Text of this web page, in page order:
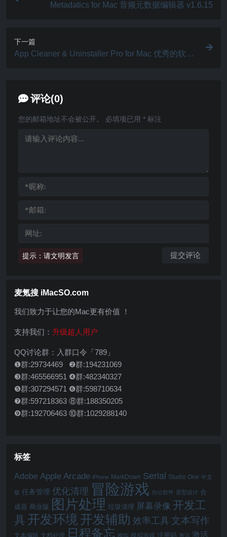
Metadatics for Mac 音频元数据编辑器 v1.6.15
下一篇
App Cleaner & Uninstaller Pro for Mac 优秀的软件
评论(0)
提示：请文明发言
您的邮箱地址不会被公开。 必填项已用 * 标注
麦氪搜 iMacSO.com
我们致力于让您的Mac更有价值 ！
支持我们： 升级超人用户
QQ讨论群：入群口令「789」
❶群:29734469 ❷群:194231069
❸群:465566951 ❹群:482340327
❺群:307294571 ❻群:598710634
❼群:597218363 ⑧群:188350205
❾群:192706463 ⑩群:1029288140
标签
Adobe Apple Arcade iPhone MarkDown Serial Studio One 中文
版 任务管理 优化清理 冒险游戏 办公软件 原型设计 合
成器 商业版 图片处理 垃圾清理 屏幕录像 开发工
具 开发环境 开发辅助 效率工具 文本写作
文本编辑 日程备忘 模拟 模拟游戏 注册码 激活 激活